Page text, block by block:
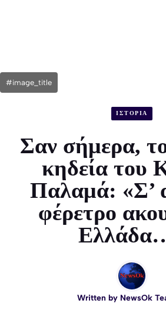
#image_title
ΙΣΤΟΡΙΑ
Σαν σήμερα,
κηδεία του
Παλαμά: «Σ’
φέρετρο
Written by NewsOk